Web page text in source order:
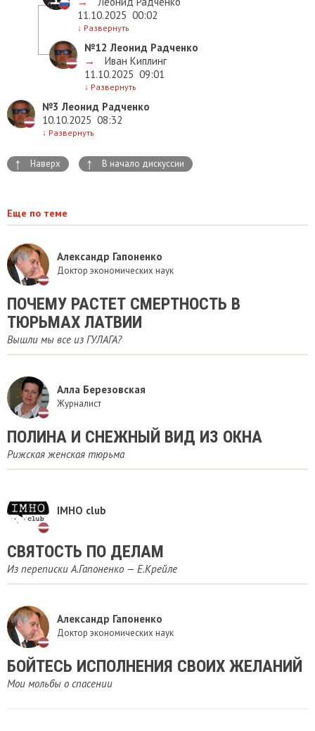
11.10.2025 00:02
↓ Развернуть
№12 Леонид Радченко
→
Иван Киплинг
11.10.2025 09:01
↓ Развернуть
№3 Леонид Радченко
10.10.2025 08:32
↓ Развернуть
↑ Наверх ↑ В начало дискуссии
Еще по теме
Александр Гапоненко
Доктор экономических наук
ПОЧЕМУ РАСТЕТ СМЕРТНОСТЬ В
ТЮРЬМАХ ЛАТВИИ
Вышли мы все из ГУЛАГА?
Алла Березовская
Журналист
ПОЛИНА И СНЕЖНЫЙ ВИД ИЗ ОКНА
Рижская женская тюрьма
IMHO club
СВЯТОСТЬ ПО ДЕЛАМ
Из переписки А.Гапоненко — Е.Крейле
Александр Гапоненко
Доктор экономических наук
БОЙТЕСЬ ИСПОЛНЕНИЯ СВОИХ ЖЕЛАНИЙ
Мои мольбы о спасении